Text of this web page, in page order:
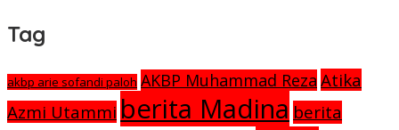
Tag
akbp arie sofandi paloh AKBP Muhammad Reza Atika
Azmi Utammi berita Madina berita